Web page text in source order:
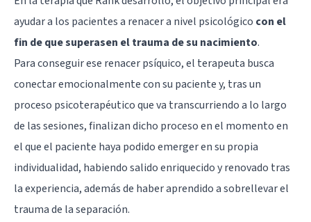
ayudar a los pacientes a renacer a nivel psicológico con el
fin de que superasen el trauma de su nacimiento.
Para conseguir ese renacer psíquico, el terapeuta busca
conectar emocionalmente con su paciente y, tras un
proceso psicoterapéutico que va transcurriendo a lo largo
de las sesiones, finalizan dicho proceso en el momento en
el que el paciente haya podido emerger en su propia
individualidad, habiendo salido enriquecido y renovado tras
la experiencia, además de haber aprendido a sobrellevar el
trauma de la separación.